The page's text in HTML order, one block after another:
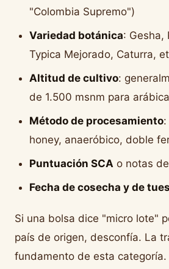
"Colombia Supremo")
Variedad botánica: Gesha,
Typica Mejorado, Caturra,
Altitud de cultivo:
de 1.500 msnm para
Método de procesamiento
honey, anaeróbico, doble
Puntuación SCA o notas
Fecha de cosecha y de
Si una bolsa dice "micro lote"
país de origen, desconfía. La
fundamento de esta categoría.